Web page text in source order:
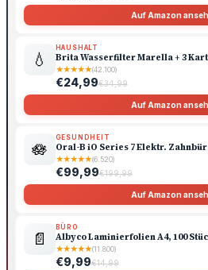
Auf Amazon
💧
HAUSHALT
Brita Wasserfilter Marella + 3
★★★★★(42.100)
€24,99€34,99
Auf Amazon
🪷
GESUNDHEIT
Oral-B iO Series 7 Elektr.
★★★★★(6.520)
€99,99€199,99
Auf Amazon
📄
BÜRO
Albyco Laminierfolien A4, 100
★★★★★(11.800)
€9,99€14,99